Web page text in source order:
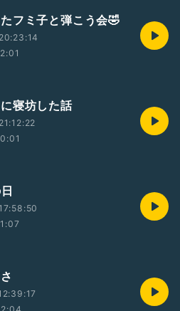
フミ子と弾こう会🤣
寝坊した話